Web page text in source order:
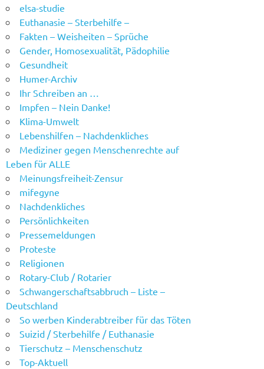
elsa-studie
Euthanasie – Sterbehilfe –
Fakten – Weisheiten – Sprüche
Gender, Homosexualität, Pädophilie
Gesundheit
Humer-Archiv
Ihr Schreiben an …
Impfen – Nein Danke!
Klima-Umwelt
Lebenshilfen – Nachdenkliches
Mediziner gegen Menschenrechte auf
Leben für ALLE
Meinungsfreiheit-Zensur
mifegyne
Nachdenkliches
Persönlichkeiten
Pressemeldungen
Proteste
Religionen
Rotary-Club / Rotarier
Schwangerschaftsabbruch – Liste –
Deutschland
So werben Kinderabtreiber für das Töten
Suizid / Sterbehilfe / Euthanasie
Tierschutz – Menschenschutz
Top-Aktuell